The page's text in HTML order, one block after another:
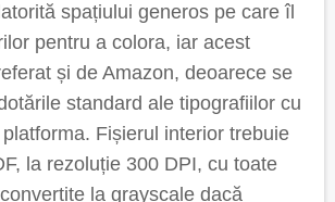
spațiului generos pe care îl
pentru a colora, iar acest
și de Amazon, deoarece se
standard ale tipografiilor cu
Fișierul interior trebuie
la rezoluție 300 DPI, cu toate
la grayscale dacă